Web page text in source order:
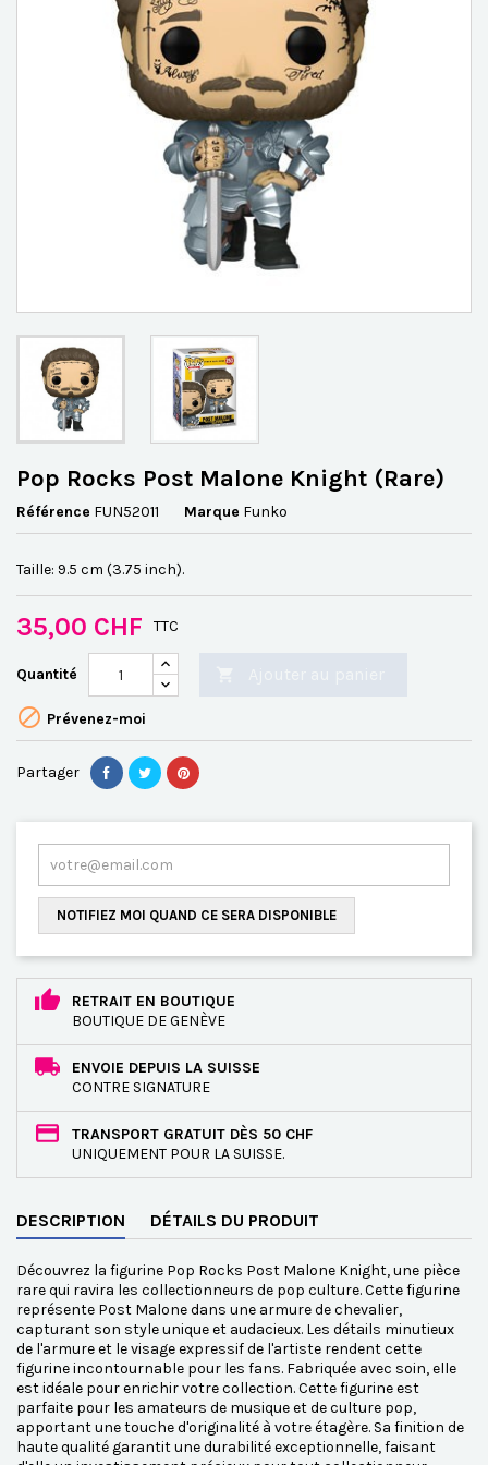
Pop Rocks Post Malone Knight (Rare)
Référence FUN52011 Marque Funko
Taille: 9.5 cm (3.75 inch).
35,00 CHF TTC
Quantité
 Prévenez-moi
Partager
NOTIFIEZ MOI QUAND CE SERA DISPONIBLE
RETRAIT EN BOUTIQUE
BOUTIQUE DE GENÈVE
ENVOIE DEPUIS LA SUISSE
CONTRE SIGNATURE
TRANSPORT GRATUIT DÈS 50 CHF
UNIQUEMENT POUR LA SUISSE.
DESCRIPTION DÉTAILS DU PRODUIT
Découvrez la figurine Pop Rocks Post Malone Knight, une pièce
rare qui ravira les collectionneurs de pop culture. Cette figurine
représente Post Malone dans une armure de chevalier,
capturant son style unique et audacieux. Les détails minutieux
de l'armure et le visage expressif de l'artiste rendent cette
figurine incontournable pour les fans. Fabriquée avec soin, elle
est idéale pour enrichir votre collection. Cette figurine est
parfaite pour les amateurs de musique et de culture pop,
apportant une touche d'originalité à votre étagère. Sa finition de
haute qualité garantit une durabilité exceptionnelle, faisant